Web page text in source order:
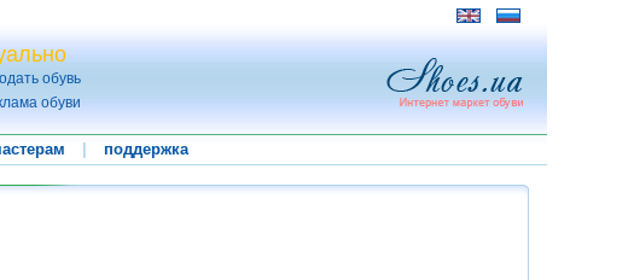
обувь
обуви
поддержка